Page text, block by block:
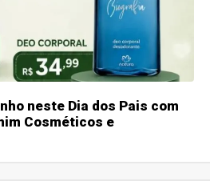
neste Dia dos Pais com
Cosméticos e